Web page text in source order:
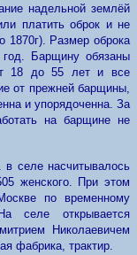
надельной землёй
платить оброк и не
1870г). Размер оброка
Барщину обязаны
18 до 55 лет и все
от прежней барщины,
и упорядоченна. За
на барщине не
в селе насчитывалось
женского. При этом
по временному
селе открывается
Николаевичем
фабрика, трактир.